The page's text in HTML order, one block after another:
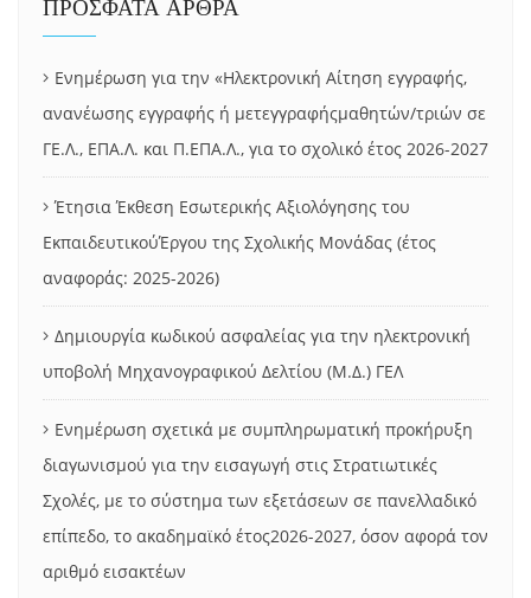
ΠΡΟΣΦΑΤΑ ΑΡΘΡΑ
Ενημέρωση για την «Ηλεκτρονική Αίτηση εγγραφής,
ανανέωσης εγγραφής ή μετεγγραφήςμαθητών/τριών σε
ΓΕ.Λ., ΕΠΑ.Λ. και Π.ΕΠΑ.Λ., για το σχολικό έτος 2026-2027
Έτησια Έκθεση Εσωτερικής Αξιολόγησης του
ΕκπαιδευτικούΈργου της Σχολικής Μονάδας (έτος
αναφοράς: 2025-2026)
Δημιουργία κωδικού ασφαλείας για την ηλεκτρονική
υποβολή Μηχανογραφικού Δελτίου (Μ.Δ.) ΓΕΛ
Ενημέρωση σχετικά με συμπληρωματική προκήρυξη
διαγωνισμού για την εισαγωγή στις Στρατιωτικές
Σχολές, με το σύστημα των εξετάσεων σε πανελλαδικό
επίπεδο, το ακαδημαϊκό έτος2026-2027, όσον αφορά τον
αριθμό εισακτέων